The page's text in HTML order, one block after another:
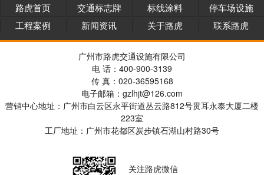
路虎首页 交通标志牌 标线涂料
停车场设施
工程案例
新闻资讯 关于路虎 联系路虎
广州市路虎交通设施有限公司
电 话：400-900-3139
传 真：020-36595168
电子邮箱：gzlhjt@126.com
营销中心地址：广州市白云区永平街道丛云路812号贯耳永泰大厦二楼
223室
工厂地址：广州市花都区炭步镇石湖山村路30号
关注路虎微信